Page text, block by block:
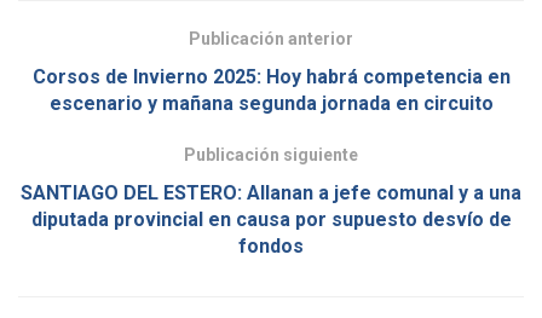
Publicación anterior
Corsos de Invierno 2025: Hoy habrá competencia en
escenario y mañana segunda jornada en circuito
Publicación siguiente
SANTIAGO DEL ESTERO: Allanan a jefe comunal y a una
diputada provincial en causa por supuesto desvío de
fondos